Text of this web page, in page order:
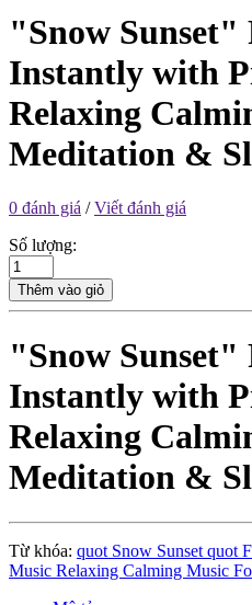
"Snow Sunset"
Instantly with
Relaxing
Meditation &
0 đánh giá /Viết đánh giá
Số lượng:
Thêm vào giỏ
"Snow Sunset"
Instantly with
Relaxing
Meditation &
Từ khóa: quot Snow Sunset quot
Music Relaxing Calming Music